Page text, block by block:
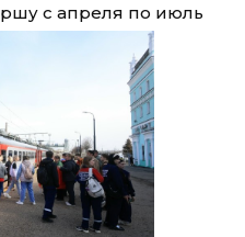
с апреля по июль